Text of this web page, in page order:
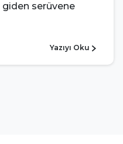
giden serüvene
Yazıyı Oku